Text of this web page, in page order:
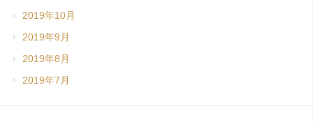
2019年10月
2019年9月
2019年8月
2019年7月